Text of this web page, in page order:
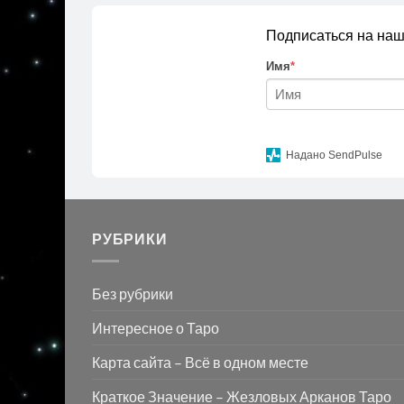
Подписаться на
Имя*
Надано SendPulse
РУБРИКИ
Без рубрики
Интересное о Таро
Карта сайта – Всё в одном месте
Краткое Значение – Жезловых Арканов Таро